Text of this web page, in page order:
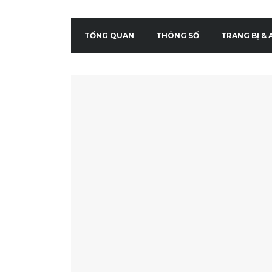
TỔNG QUAN THÔNG SỐ TRANG BỊ &